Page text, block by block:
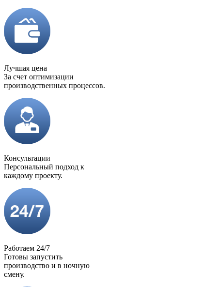
Лучшая цена
За счет оптимизации
производственных процессов.
Консультации
Персональный подход к
каждому проекту.
Работаем 24/7
Готовы запустить
производство и в ночную
смену.